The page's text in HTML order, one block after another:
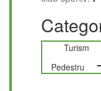
Turism
Pedestru